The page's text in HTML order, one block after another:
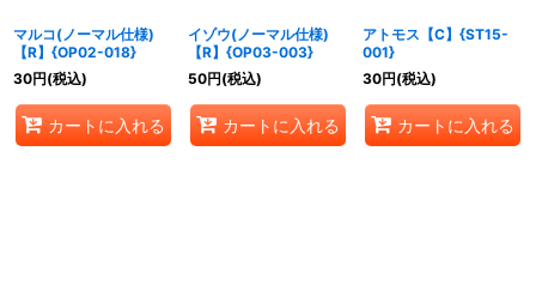
マルコ(ノーマル仕様)
【R】{OP02-018}
30円(税込)
カートに入れる
イゾウ(ノーマル仕様)
【R】{OP03-003}
50円(税込)
カートに入れる
アトモス【C】{ST15-
001}
30円(税込)
カートに入れる